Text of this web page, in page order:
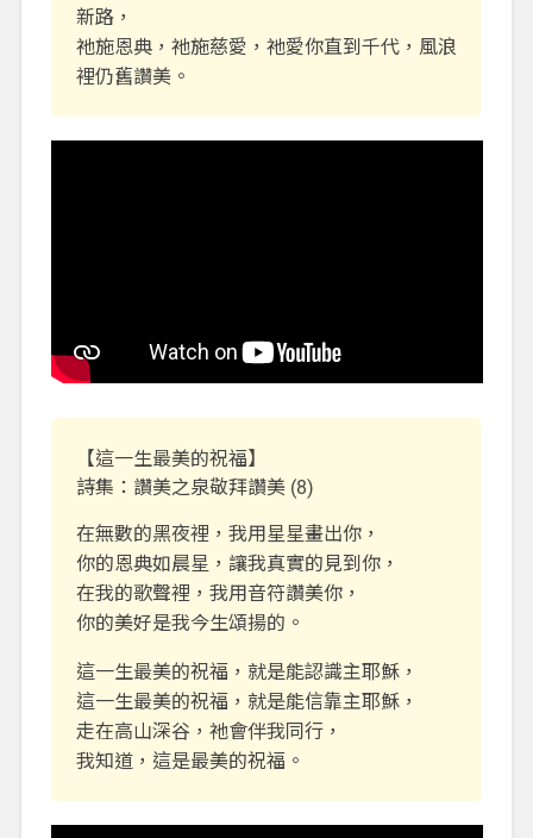
新路，
祂施恩典，祂施慈愛，祂愛你直到千代，風浪
裡仍舊讚美。
【這一生最美的祝福】
詩集：讚美之泉敬拜讚美 (8)
在無數的黑夜裡，我用星星畫出你，
你的恩典如晨星，讓我真實的見到你，
在我的歌聲裡，我用音符讚美你，
你的美好是我今生頌揚的。
這一生最美的祝福，就是能認識主耶穌，
這一生最美的祝福，就是能信靠主耶穌，
走在高山深谷，祂會伴我同行，
我知道，這是最美的祝福。